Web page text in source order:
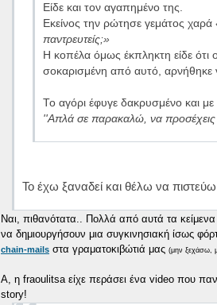
Είδε και τον αγαπημένο της.
Εκείνος την ρώτησε γεμάτος χαρά
παντρευτείς;»
Η κοπέλα όμως έκπληκτη είδε ότι
σοκαρισμένη από αυτό, αρνήθηκε
Το αγόρι έφυγε δακρυσμένο και
''Απλά σε παρακαλώ, να προσέχεις
Το έχω ξαναδεί και θέλω να
Ναι, πιθανότατα.. Πολλά από αυτά τα
να δημιουργήσουν μια συγκινησιακή ίσως
chain-mails στα γραματοκιβώτιά μας (μην ξεχάσω,
Α, η fraoulitsa είχε περάσει ένα video που
story!